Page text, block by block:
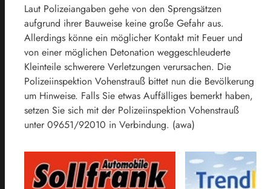
Laut Polizeiangaben gehe von den Sprengsätzen
aufgrund ihrer Bauweise keine große Gefahr aus.
Allerdings könne ein möglicher Kontakt mit Feuer und
von einer möglichen Detonation weggeschleuderte
Kleinteile schwerere Verletzungen verursachen. Die
Polizeiinspektion Vohenstrauß bittet nun die Bevölkerung
um Hinweise. Falls Sie etwas Auffälliges bemerkt haben,
setzen Sie sich mit der Polizeiinspektion Vohenstrauß
unter 09651/92010 in Verbindung. (awa)